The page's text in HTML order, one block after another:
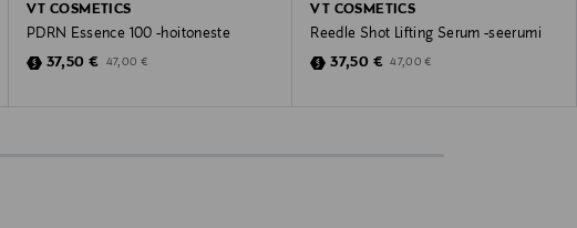
VT COSMETICS
PDRN Essence 100 -hoitoneste
Discounted Price
37,50 € Original Price
47,00 €
VT COSMETICS
Reedle Shot Lifting Serum -seerumi
Discounted Price
37,50 € Original Price
47,00 €